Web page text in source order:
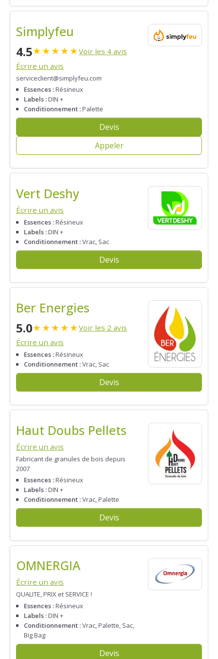
Simplyfeu
4.5★★★★★Voir les 4 avis
Écrire un avis
serviceclient@simplyfeu.com
Essences :Résineux
Labels :DIN +
Conditionnement :Palette
Devis
Appeler
Vert Deshy
Écrire un avis
Essences :Résineux
Labels :DIN +
Conditionnement :Vrac, Sac
Devis
Ber Energies
5.0★★★★★Voir les 2 avis
Écrire un avis
Essences :Résineux
Conditionnement :Vrac, Sac
Devis
Haut Doubs Pellets
Écrire un avis
Fabricant de granules de bois depuis
2007
Essences :Résineux
Labels :DIN +
Conditionnement :Vrac, Palette
Devis
OMNERGIA
Écrire un avis
QUALITE, PRIX et SERVICE !
Essences :Résineux
Labels :DIN +
Conditionnement :Vrac, Palette, Sac,
Big Bag
Devis